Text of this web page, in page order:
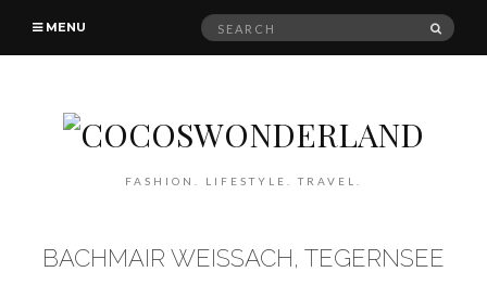
MENU
Search
FASHION. LIFESTYLE. TRAVEL.
BACHMAIR WEISSACH, TEGERNSEE